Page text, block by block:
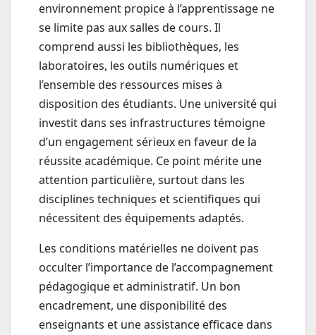
environnement propice à l’apprentissage ne
se limite pas aux salles de cours. Il
comprend aussi les bibliothèques, les
laboratoires, les outils numériques et
l’ensemble des ressources mises à
disposition des étudiants. Une université qui
investit dans ses infrastructures témoigne
d’un engagement sérieux en faveur de la
réussite académique. Ce point mérite une
attention particulière, surtout dans les
disciplines techniques et scientifiques qui
nécessitent des équipements adaptés.
Les conditions matérielles ne doivent pas
occulter l’importance de l’accompagnement
pédagogique et administratif. Un bon
encadrement, une disponibilité des
enseignants et une assistance efficace dans